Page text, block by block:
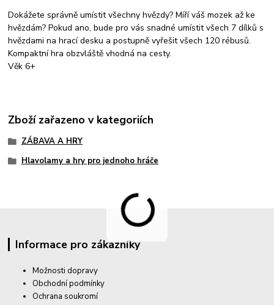
Dokážete správně umístit všechny hvězdy? Míří váš mozek až ke
hvězdám? Pokud ano, bude pro vás snadné umístit všech 7 dílků s
hvězdami na hrací desku a postupně vyřešit všech 120 rébusů.
Kompaktní hra obzvláště vhodná na cesty.
Věk 6+
Zboží zařazeno v kategoriích
ZÁBAVA A HRY
Hlavolamy a hry pro jednoho hráče
Informace pro zákazníky
Možnosti dopravy
Obchodní podmínky
Ochrana soukromí